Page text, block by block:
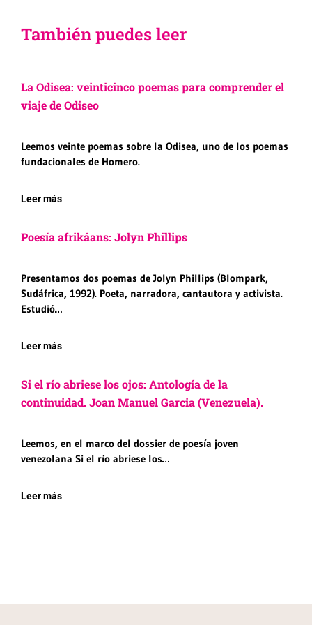
También puedes leer
La Odisea: veinticinco poemas para comprender el
viaje de Odiseo
Leemos veinte poemas sobre la Odisea, uno de los poemas
fundacionales de Homero.
Leer más
Poesía afrikáans: Jolyn Phillips
Presentamos dos poemas de Jolyn Phillips (Blompark,
Sudáfrica, 1992). Poeta, narradora, cantautora y activista.
Estudió…
Leer más
Si el río abriese los ojos: Antología de la
continuidad. Joan Manuel Garcia (Venezuela).
Leemos, en el marco del dossier de poesía joven
venezolana Si el río abriese los…
Leer más